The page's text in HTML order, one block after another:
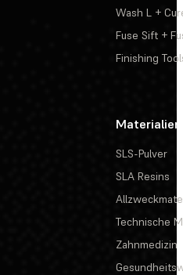
Wash L +
Fuse Sift +
Finishing
Materialien
SLS-Pulver
SLA Resins
Technische
Zahnmedizin